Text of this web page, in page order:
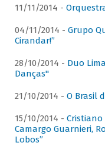
11/11/2014 -
04/11/2014 - Grupo
Cirandar!”
28/10/2014 - Duo
Danças"
21/10/2014 - O Brasil
15/10/2014 - Cristiano
Camargo Guarnieri,
Lobos”